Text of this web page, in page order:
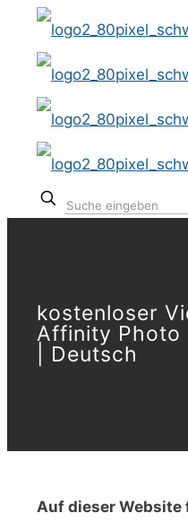
kostenloser
Affinity Photo
| Deutsch
Auf dieser Website